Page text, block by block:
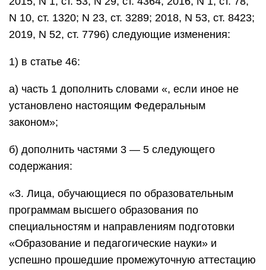
N 10, ст. 1320; N 23, ст. 3289; 2018, N 53, ст. 8423;
2019, N 52, ст. 7796) следующие изменения:
1) в статье 46:
а) часть 1 дополнить словами «, если иное не
установлено настоящим Федеральным
законом»;
б) дополнить частями 3 — 5 следующего
содержания:
«3. Лица, обучающиеся по образовательным
программам высшего образования по
специальностям и направлениям подготовки
«Образование и педагогические науки» и
успешно прошедшие промежуточную аттестацию